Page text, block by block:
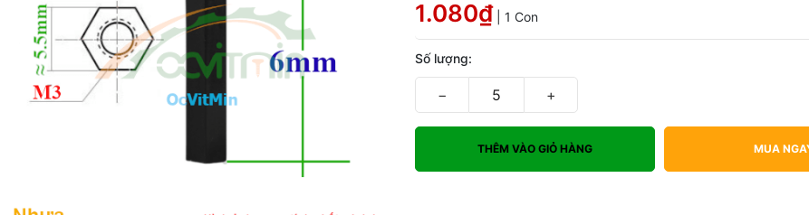
1.080₫ | 1 Con
Số lượng:
− +
THÊM VÀO GIỎ HÀNG MUA